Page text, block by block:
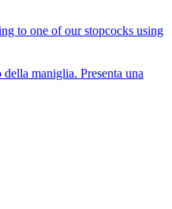
to one of our stopcocks using
maniglia. Presenta una